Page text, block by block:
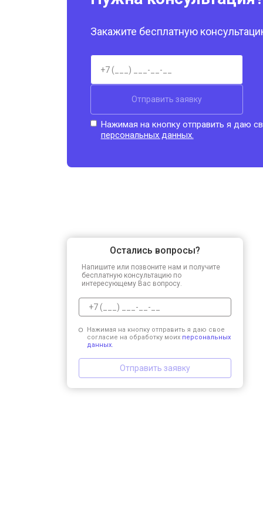
Закажите бесплатную
Отправить заявку
Нажимая на кнопку отправить я даю
персональных данных.
Остались вопросы?
Напишите или позвоните нам и получите
бесплатную консультацию по
интересующему Вас вопросу.
Нажимая на кнопку отправить я даю свое
согласие на обработку моих персональных
данных.
Отправить заявку